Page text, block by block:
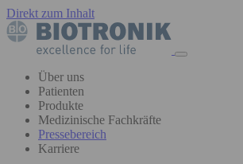
Direkt zum Inhalt
Über uns
Patienten
Produkte
Medizinische Fachkräfte
Pressebereich
Karriere